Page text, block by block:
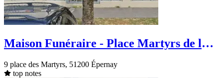
Maison Funéraire - Place Martyrs de la
Résistance - Épernay
9 place des Martyrs, 51200 Épernay
top notes